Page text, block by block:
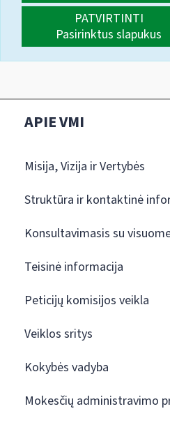
PATVIRTINTI
Pasirinktus slapukus
APIE VMI
Misija, Vizija ir Vertybės
Struktūra ir kontaktinė
Konsultavimasis su
Teisinė informacija
Peticijų komisijos veikla
Veiklos sritys
Kokybės vadyba
Mokesčių administravimo